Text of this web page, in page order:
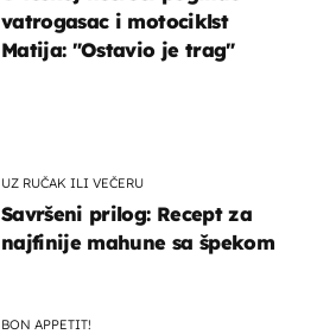
vatrogasac i motociklst
Matija: "Ostavio je trag"
UZ RUČAK ILI VEČERU
Savršeni prilog: Recept za
najfinije mahune sa špekom
BON APPETIT!